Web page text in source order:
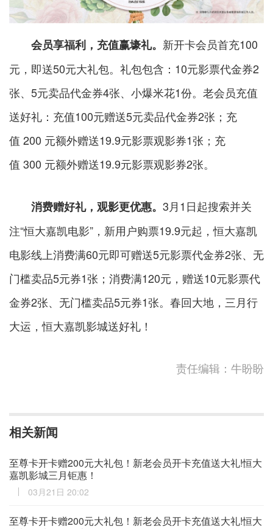
会员享福利，充值赢壕礼。 新开卡会员首充100
元，即送50元大礼包。礼包包含：10元影票代金券2
张、5元卖品代金券4张、小爆米花1份。老会员充值
送好礼：充值100元赠送5元卖品代金券2张；充
值 200 元额外赠送19.9元影票观影券1张；充
值 300 元额外赠送19.9元影票观影券2张。
消费赠好礼，观影更优惠。 3月1日起搜索并关
注“恒大嘉凯电影”，新用户购票19.9元起，恒大嘉凯
电影线上消费满60元即可赠送5元影票代金券2张、无
门槛卖品5元券1张；消费满120元，赠送10元影票代
金券2张、无门槛卖品5元券1张。春回大地，三月行
大运，恒大嘉凯影城送好礼！
责任编辑：牛盼盼
相关新闻
至尊卡开卡赠200元大礼包！新老会员开卡充值送大礼!恒大
嘉凯影城三月钜惠！
03月21日 20:02
至尊卡开卡赠200元大礼包！新老会员开卡充值送大礼!恒大